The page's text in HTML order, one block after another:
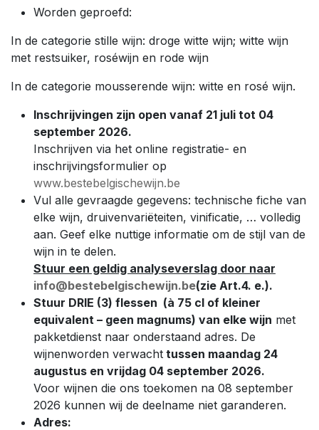
Worden geproefd:
In de categorie stille wijn: droge witte wijn; witte wijn
met restsuiker, roséwijn en rode wijn
In de categorie mousserende wijn: witte en rosé wijn.
Inschrijvingen zijn open vanaf 21 juli tot 04
september 2026.
Inschrijven via het online registratie- en
inschrijvingsformulier op
www.bestebelgischewijn.be
Vul alle gevraagde gegevens: technische fiche van
elke wijn, druivenvariëteiten, vinificatie, … volledig
aan. Geef elke nuttige informatie om de stijl van de
wijn in te delen.
Stuur een geldig analyseverslag door naar
info@bestebelgischewijn.be(zie Art.4. e.).
Stuur DRIE (3) flessen (à 75 cl of kleiner
equivalent – geen magnums) van elke wijn met
pakketdienst naar onderstaand adres. De
wijnenworden verwacht tussen maandag 24
augustus en vrijdag 04 september 2026.
Voor wijnen die ons toekomen na 08 september
2026 kunnen wij de deelname niet garanderen.
Adres: